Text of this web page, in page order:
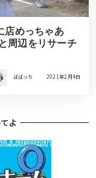
店めっちゃあ
周辺をリサーチ
ばばっち 2021年2月4日
よ